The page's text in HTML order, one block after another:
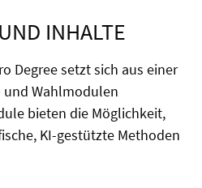
INHALTE
Degree setzt sich aus einer
Wahlmodulen
bieten die Möglichkeit,
KI-gestützte Methoden